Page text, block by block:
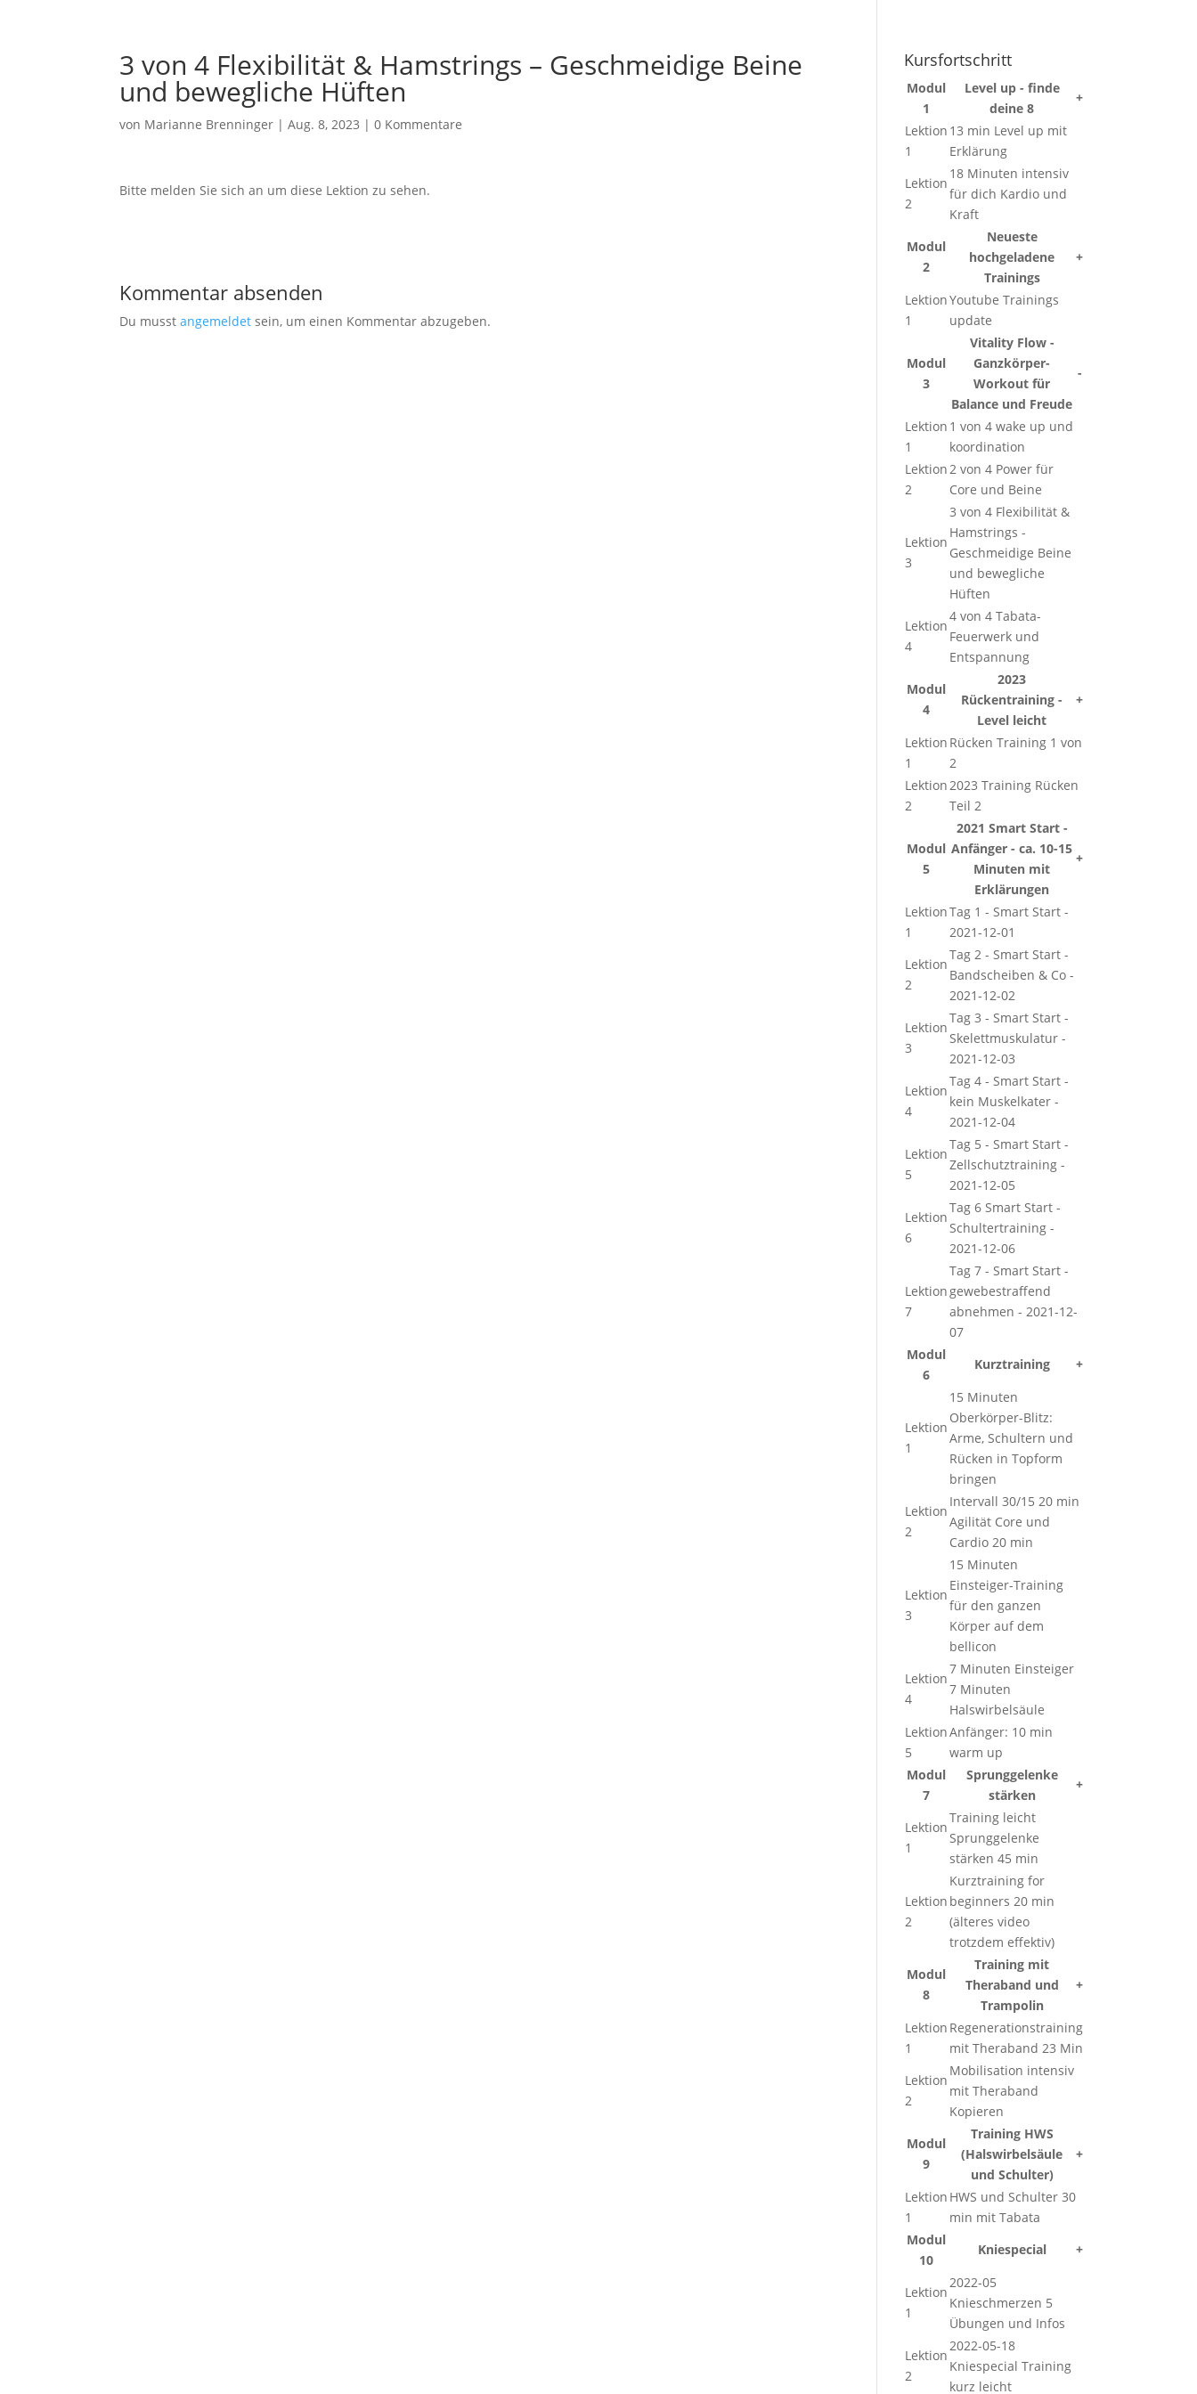
3 von 4 Flexibilität & Hamstrings – Geschmeidige Beine
und bewegliche Hüften
von Marianne Brenninger |Aug. 8, 2023 |0 Kommentare
Bitte melden Sie sich an um diese Lektion zu sehen.
Kommentar absenden
Du musstangemeldet sein, um einen Kommentar abzugeben.
Kursfortschritt
Modul
1
Level up - finde
deine 8
+
Lektion
1
13 min Level up mit
Erklärung
Lektion
2
18 Minuten intensiv
für dich Kardio und
Kraft
Modul
2
Neueste
hochgeladene
Trainings
+
Lektion
1
Youtube Trainings
update
Modul
3
Vitality Flow -
Ganzkörper-
Workout für
Balance und Freude
-
Lektion
1
1 von 4 wake up und
koordination
Lektion
2
2 von 4 Power für
Core und Beine
Lektion
3
3 von 4 Flexibilität &
Hamstrings -
Geschmeidige Beine
und bewegliche
Hüften
Lektion
4
4 von 4 Tabata-
Feuerwerk und
Entspannung
Modul
4
2023
Rückentraining -
Level leicht
+
Lektion
1
Rücken Training 1 von
2
Lektion
2
2023 Training Rücken
Teil 2
Modul
5
2021 Smart Start -
Anfänger - ca. 10-15
Minuten mit
Erklärungen
+
Lektion
1
Tag 1 - Smart Start -
2021-12-01
Lektion
2
Tag 2 - Smart Start -
Bandscheiben & Co -
2021-12-02
Lektion
3
Tag 3 - Smart Start -
Skelettmuskulatur -
2021-12-03
Lektion
4
Tag 4 - Smart Start -
kein Muskelkater -
2021-12-04
Lektion
5
Tag 5 - Smart Start -
Zellschutztraining -
2021-12-05
Lektion
6
Tag 6 Smart Start -
Schultertraining -
2021-12-06
Lektion
7
Tag 7 - Smart Start -
gewebestraffend
abnehmen - 2021-12-
07
Modul
6
Kurztraining +
Lektion
1
15 Minuten
Oberkörper-Blitz:
Arme, Schultern und
Rücken in Topform
bringen
Lektion
2
Intervall 30/15 20 min
Agilität Core und
Cardio 20 min
Lektion
3
15 Minuten
Einsteiger-Training
für den ganzen
Körper auf dem
bellicon
Lektion
4
7 Minuten Einsteiger
7 Minuten
Halswirbelsäule
Lektion
5
Anfänger: 10 min
warm up
Modul
7
Sprunggelenke
stärken
+
Lektion
1
Training leicht
Sprunggelenke
stärken 45 min
Lektion
2
Kurztraining for
beginners 20 min
(älteres video
trotzdem effektiv)
Modul
8
Training mit
Theraband und
Trampolin
+
Lektion
1
Regenerationstraining
mit Theraband 23 Min
Lektion
2
Mobilisation intensiv
mit Theraband
Kopieren
Modul
9
Training HWS
(Halswirbelsäule
und Schulter)
+
Lektion
1
HWS und Schulter 30
min mit Tabata
Modul
10
Kniespecial +
Lektion
1
2022-05
Knieschmerzen 5
Übungen und Infos
Lektion
2
2022-05-18
Kniespecial Training
kurz leicht